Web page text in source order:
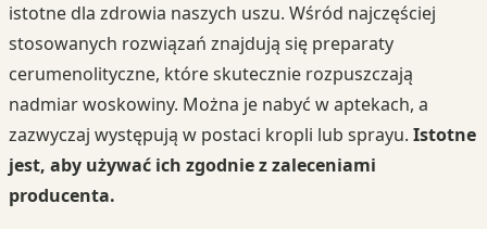
istotne dla zdrowia naszych uszu. Wśród najczęściej
stosowanych rozwiązań znajdują się preparaty
cerumenolityczne, które skutecznie rozpuszczają
nadmiar woskowiny. Można je nabyć w aptekach, a
zazwyczaj występują w postaci kropli lub sprayu. Istotne
jest, aby używać ich zgodnie z zaleceniami
producenta.